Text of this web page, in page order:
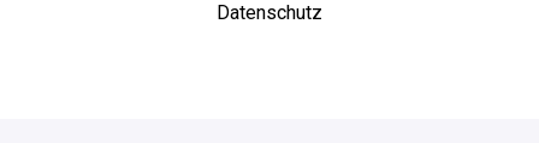
Datenschutz